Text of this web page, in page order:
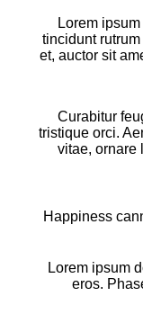
Lorem
tincidunt
et, auctor sit
Curabitur
tristique orci.
vitae, ornare
Happiness
Lorem ipsum
eros.